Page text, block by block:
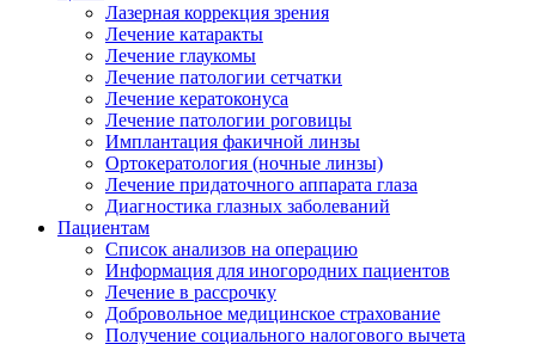
Лазерная коррекция зрения
Лечение катаракты
Лечение глаукомы
Лечение патологии сетчатки
Лечение кератоконуса
Лечение патологии роговицы
Имплантация факичной линзы
Ортокератология (ночные линзы)
Лечение придаточного аппарата глаза
Диагностика глазных заболеваний
Пациентам
Список анализов на операцию
Информация для иногородних пациентов
Лечение в рассрочку
Добровольное медицинское страхование
Получение социального налогового вычета